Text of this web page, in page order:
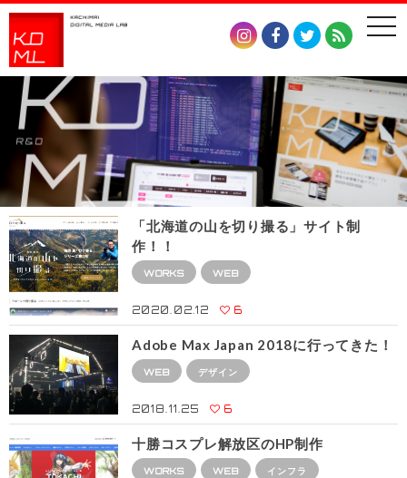
「北海道の山を切り撮る」サイト制
作！！
WORKS WEB
2020.02.12 6
Adobe Max Japan 2018に行ってきた！
WEB デザイン
2018.11.25 6
十勝コスプレ解放区のHP制作
WORKS WEB インフラ